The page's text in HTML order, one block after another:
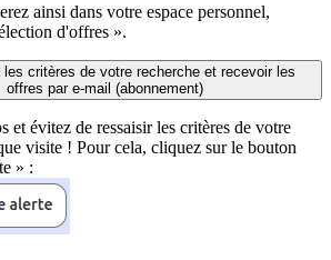
ainsi dans votre espace personnel,
d'offres ».
les critères de votre recherche et recevoir les
offres par e-mail (abonnement)
et évitez de ressaisir les critères de votre
visite ! Pour cela, cliquez sur le bouton
» :